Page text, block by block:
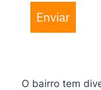
Enviar
O bairro tem